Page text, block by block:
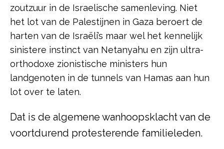
zoutzuur in de Israelische samenleving. Niet
het lot van de Palestijnen in Gaza beroert de
harten van de Israëli’s maar wel het kennelijk
sinistere instinct van Netanyahu en zijn ultra-
orthodoxe zionistische ministers hun
landgenoten in de tunnels van Hamas aan hun
lot over te laten.
Dat is de algemene wanhoopsklacht van de
voortdurend protesterende familieleden.